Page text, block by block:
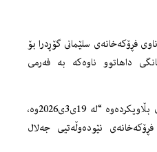
فڕۆكه‌خانه‌ى سلێمانى گۆڕدرا بۆ
داهاتوو ناوه‌كه‌ به‌ فه‌رمى
دەسەڵاتی فرۆکەوانیی شارستانی عیراق بڵاویكرده‌وه‌ “لە 19ی3ی2026وە،
نێودەوڵەتیی جەلال